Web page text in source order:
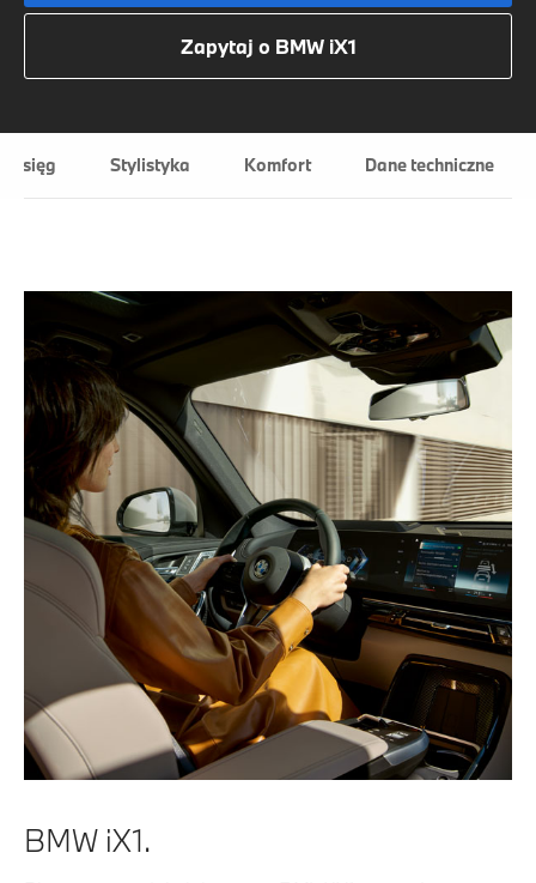
Zapytaj o BMW iX1
Stylistyka Komfort Dane techniczne
BMW iX1.